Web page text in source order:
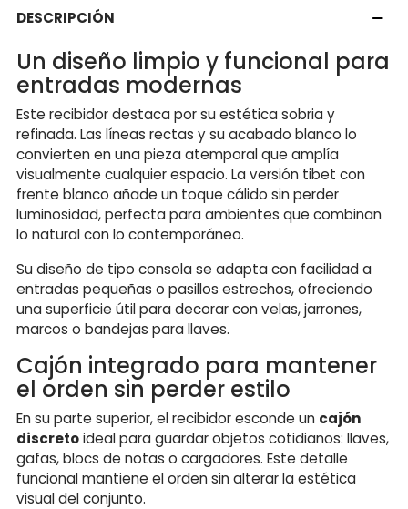
DESCRIPCIÓN
Un diseño limpio y funcional para
entradas modernas
Este recibidor destaca por su estética sobria y
refinada. Las líneas rectas y su acabado blanco lo
convierten en una pieza atemporal que amplía
visualmente cualquier espacio. La versión tibet con
frente blanco añade un toque cálido sin perder
luminosidad, perfecta para ambientes que combinan
lo natural con lo contemporáneo.
Su diseño de tipo consola se adapta con facilidad a
entradas pequeñas o pasillos estrechos, ofreciendo
una superficie útil para decorar con velas, jarrones,
marcos o bandejas para llaves.
Cajón integrado para mantener
el orden sin perder estilo
En su parte superior, el recibidor esconde un cajón
discretoideal para guardar objetos cotidianos: llaves,
gafas, blocs de notas o cargadores. Este detalle
funcional mantiene el orden sin alterar la estética
visual del conjunto.